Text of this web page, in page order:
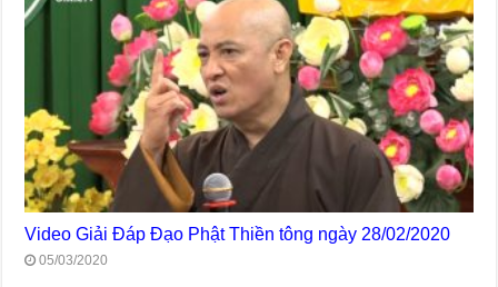
Video Giải Đáp Đạo Phật Thiền tông ngày 28/02/2020
05/03/2020